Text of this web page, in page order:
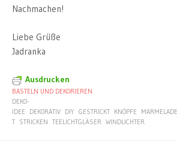
Nachmachen!
Liebe Grüße
Jadranka
Ausdrucken
BASTELN UND DEKORIEREN
DEKO-
IDEE
DEKORATIV DIY GESTRICKT KNÖPFE
T STRICKEN TEELICHTGLÄSER WINDLICHTER